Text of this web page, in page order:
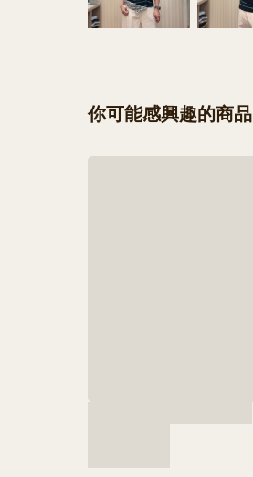
你可能感興趣的商品